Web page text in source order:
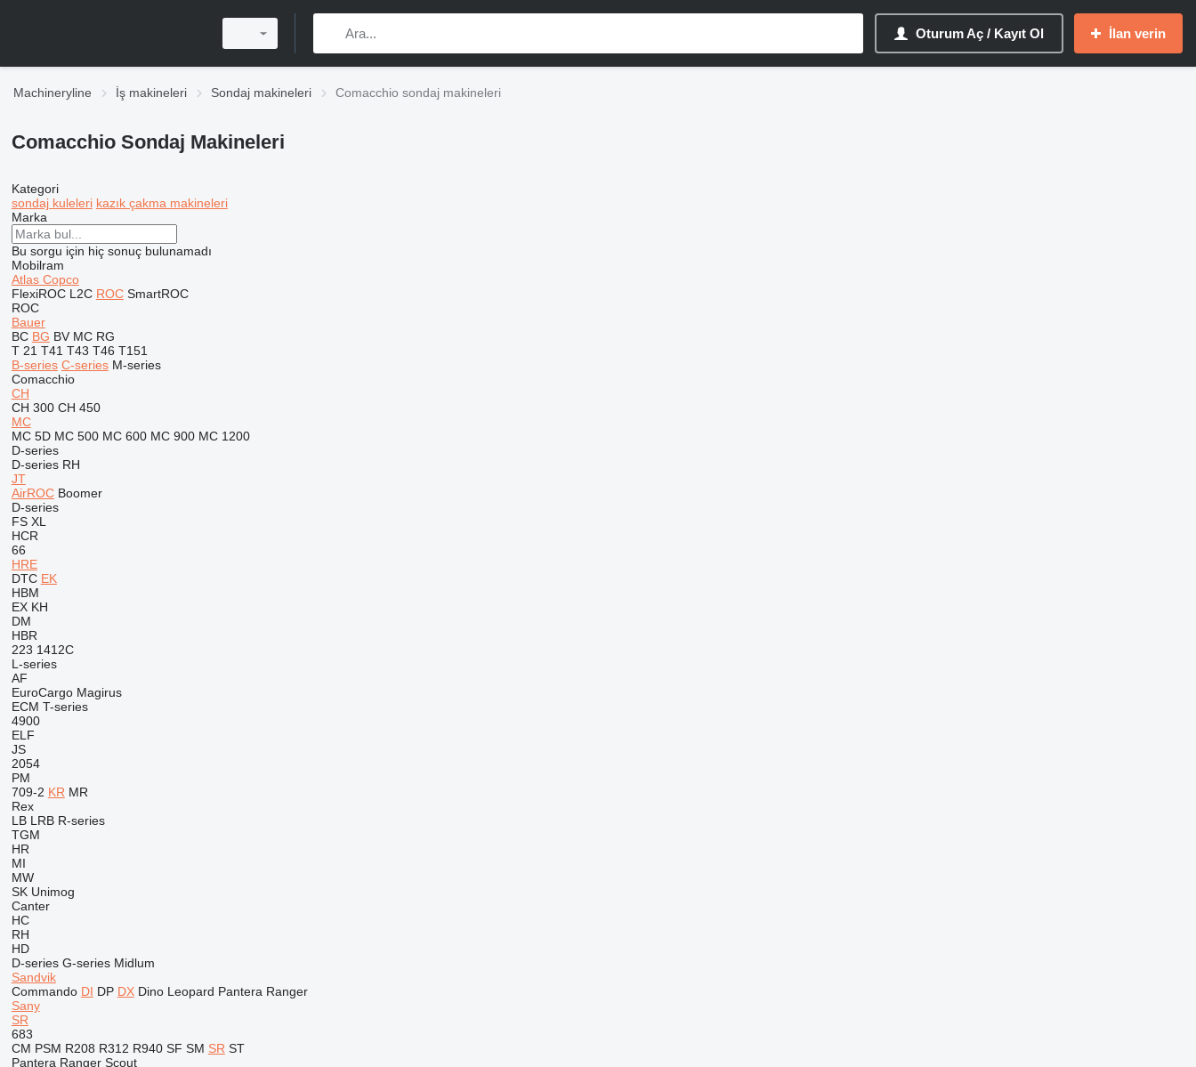
Oturum Aç / Kayıt Ol İlan verin
Machineryline İş makineleri Sondaj makineleri Comacchio sondaj makineleri
Comacchio Sondaj Makineleri
Kategori
sondaj kuleleri kazık çakma makineleri
Marka
Bu sorgu için hiç sonuç bulunamadı
Mobilram
Atlas Copco
FlexiROC L2C ROC SmartROC
ROC
Bauer
BC BG BV MC RG
T 21 T41 T43 T46 T151
B-series C-series M-series
Comacchio
CH
CH 300 CH 450
MC
MC 5D MC 500 MC 600 MC 900 MC 1200
D-series
D-series RH
JT
AirROC Boomer
D-series
FS XL
HCR
66
HRE
DTC EK
HBM
EX KH
DM
HBR
223 1412C
L-series
AF
EuroCargo Magirus
ECM T-series
4900
ELF
JS
2054
PM
709-2 KR MR
Rex
LB LRB R-series
TGM
HR
MI
MW
SK Unimog
Canter
HC
RH
HD
D-series G-series Midlum
Sandvik
Commando DI DP DX Dino Leopard Pantera Ranger
Sany
SR
683
CM PSM R208 R312 R940 SF SM SR ST
Pantera Ranger Scout